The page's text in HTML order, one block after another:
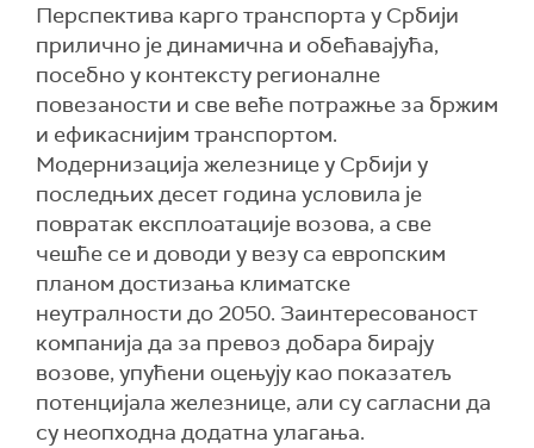
Перспектива карго транспорта у Србији
прилично је динамична и обећавајућа,
посебно у контексту регионалне
повезаности и све веће потражње за бржим
и ефикаснијим транспортом.
Модернизација железнице у Србији у
последњих десет година условила је
повратак експлоатације возова, а све
чешће се и доводи у везу са европским
планом достизања климатске
неутралности до 2050. Заинтересованост
компанија да за превоз добара бирају
возове, упућени оцењују као показатељ
потенцијала железнице, али су сагласни да
су неопходна додатна улагања.